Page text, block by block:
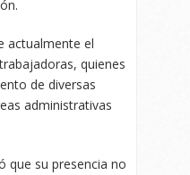
actualmente el
quienes
de diversas
administrativas
que su presencia no